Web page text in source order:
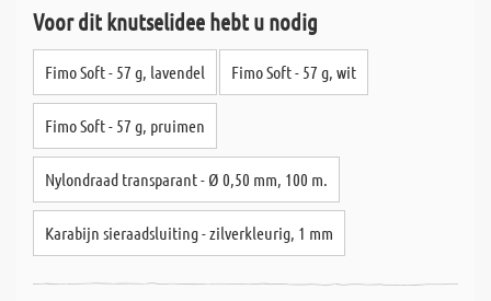
Voor dit knutselidee hebt u nodig
Fimo Soft - 57 g, lavendel Fimo Soft - 57 g, wit
Fimo Soft - 57 g, pruimen
Nylondraad transparant - Ø 0,50 mm, 100 m.
Karabijn sieraadsluiting - zilverkleurig, 1 mm